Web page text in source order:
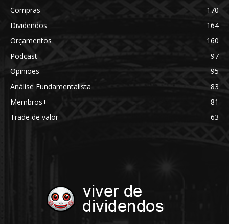
Compras
170
Dividendos
164
Orçamentos
160
Podcast
97
Opiniões
95
Análise Fundamentalista
83
Membros+
81
Trade de valor
63